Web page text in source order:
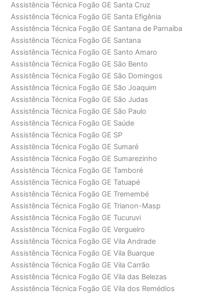
Assistência Técnica Fogão GE Santa Cruz
Assistência Técnica Fogão GE Santa Efigênia
Assistência Técnica Fogão GE Santana de Parnaíba
Assistência Técnica Fogão GE Santana
Assistência Técnica Fogão GE Santo Amaro
Assistência Técnica Fogão GE São Bento
Assistência Técnica Fogão GE São Domingos
Assistência Técnica Fogão GE São Joaquim
Assistência Técnica Fogão GE São Judas
Assistência Técnica Fogão GE São Paulo
Assistência Técnica Fogão GE Saúde
Assistência Técnica Fogão GE SP
Assistência Técnica Fogão GE Sumaré
Assistência Técnica Fogão GE Sumarezinho
Assistência Técnica Fogão GE Tamboré
Assistência Técnica Fogão GE Tatuapé
Assistência Técnica Fogão GE Tremembé
Assistência Técnica Fogão GE Trianon-Masp
Assistência Técnica Fogão GE Tucuruvi
Assistência Técnica Fogão GE Vergueiro
Assistência Técnica Fogão GE Vila Andrade
Assistência Técnica Fogão GE Vila Buarque
Assistência Técnica Fogão GE Vila Carrão
Assistência Técnica Fogão GE Vila das Belezas
Assistência Técnica Fogão GE Vila dos Remédios